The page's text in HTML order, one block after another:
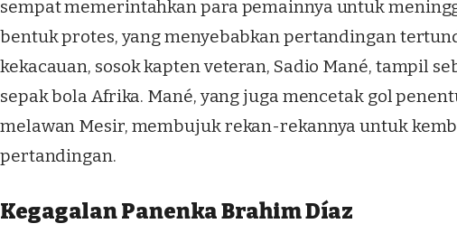
sempat memerintahkan para pemainnya untuk
bentuk protes, yang menyebabkan pertandingan
kekacauan, sosok kapten veteran, Sadio Mané, tampil
sepak bola Afrika. Mané, yang juga mencetak gol
melawan Mesir, membujuk rekan-rekannya untuk
pertandingan.
Kegagalan Panenka Brahim Díaz